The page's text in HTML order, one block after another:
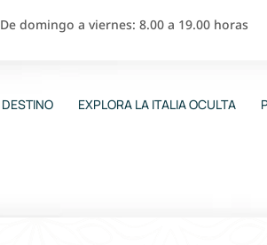
De domingo a viernes: 8.00 a 19.00 horas
DESTINO EXPLORA LA ITALIA OCULTA